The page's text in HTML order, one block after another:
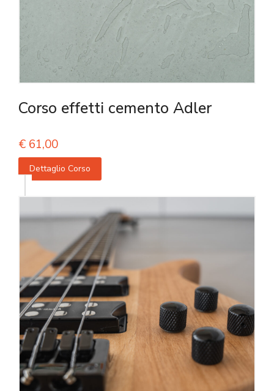
Corso effetti cemento Adler
€ 61,00
Dettaglio Corso